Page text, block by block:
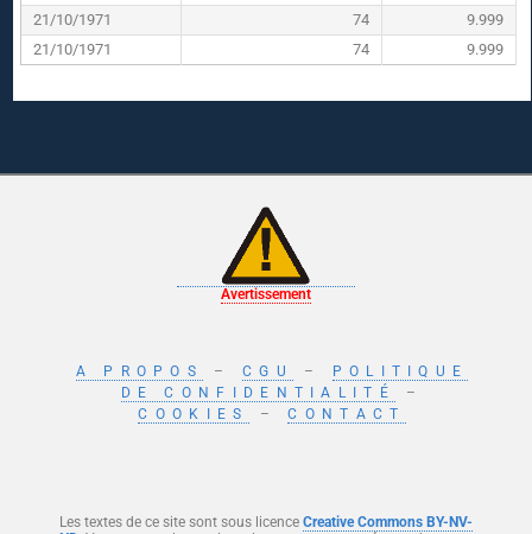
21/10/1971
74
9.999
21/10/1971
74 9.999
Avertissement
A PROPOS – CGU –
POLITIQUE
DE CONFIDENTIALITÉ
–
COOKIES
–CONTACT
Les textes de ce site sont sous licence Creative Commons BY-NV-